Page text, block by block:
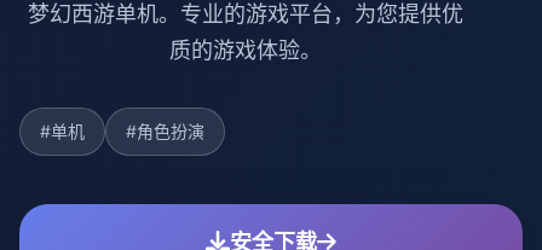
梦幻西游单机。专业的游戏平台，为您提供优
质的游戏体验。
#单机 #角色扮演
安全下载